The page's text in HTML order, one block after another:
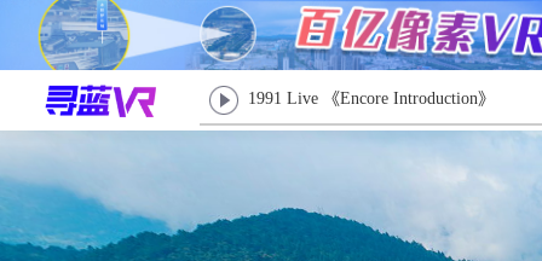
1991 Live 《Encore Introduction》